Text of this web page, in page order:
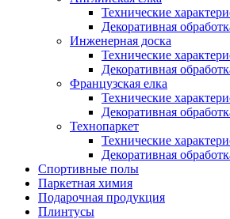
Технические
Декоративная
Инженерная доска
Технические
Декоративная
Французская елка
Технические
Декоративная
Технопаркет
Технические
Декоративная
Спортивные полы
Паркетная химия
Подарочная продукция
Плинтусы